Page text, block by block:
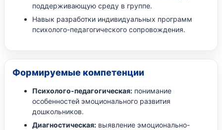
поддерживающую среду в группе.
Навык разработки индивидуальных программ
психолого-педагогического сопровождения.
Формируемые компетенции
Психолого-педагогическая: понимание
особенностей эмоционального развития
дошкольников.
Диагностическая: выявление эмоционально-